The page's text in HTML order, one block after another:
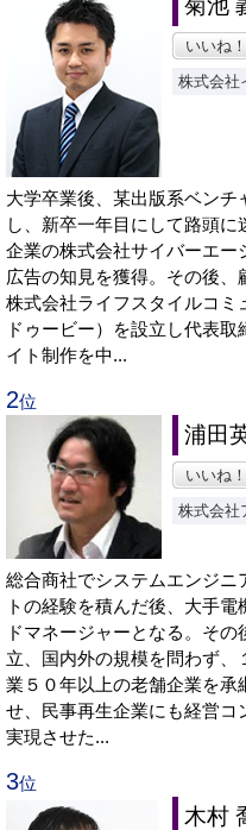
菊池
いいね！
株式会社
大学卒業後、某出版系ベン
し、新卒一年目にして路頭
企業の株式会社サイバーエー
広告の知見を獲得。その後
株式会社ライフスタイルコミ
ドゥービー）を設立し代表
イト制作を中...
2位
浦田
いいね！
株式会社
総合商社でシステムエンジニ
トの経験を積んだ後、大手
ドマネージャーとなる。そ
立、国内外の規模を問わず、
業５０年以上の老舗企業を承
せ、民事再生企業にも経営コ
実現させた...
3位
木村